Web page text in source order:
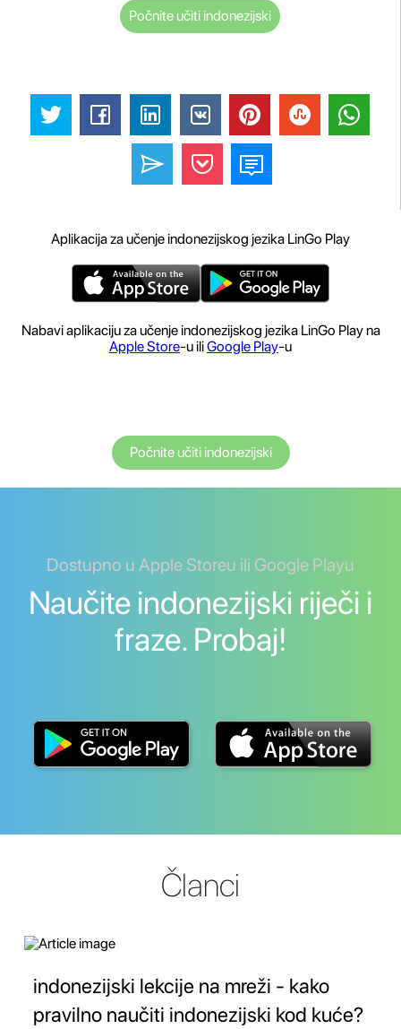
Počnite učiti indonezijski
Aplikacija za učenje indonezijskog jezika LinGo Play
Nabavi aplikaciju za učenje indonezijskog jezika LinGo Play na
Apple Store-u iliGoogle Play-u
Počnite učiti indonezijski
Dostupno u Apple Storeu ili Google Playu
Naučite indonezijski riječi i
fraze. Probaj!
Članci
indonezijski lekcije na mreži - kako
pravilno naučiti indonezijski kod kuće?